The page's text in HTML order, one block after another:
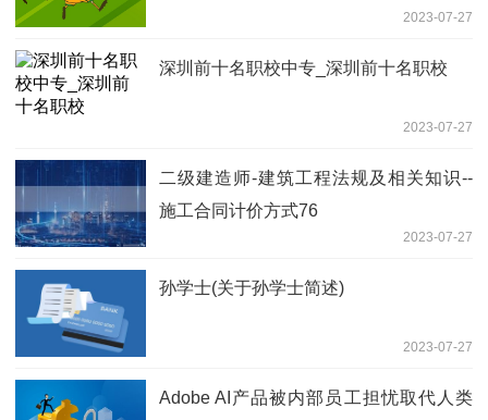
2023-07-27
深圳前十名职校中专_深圳前十名职校
2023-07-27
二级建造师-建筑工程法规及相关知识--
施工合同计价方式76
2023-07-27
孙学士(关于孙学士简述)
2023-07-27
Adobe AI产品被内部员工担忧取代人类